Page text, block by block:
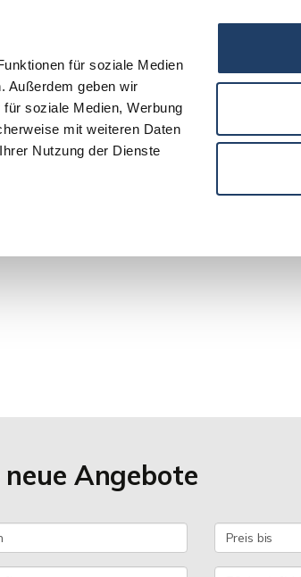
für soziale Medien
Außerdem geben wir
soziale Medien, Werbung
mit weiteren Daten
Nutzung der Dienste
INTERESSENTEN
Angebote